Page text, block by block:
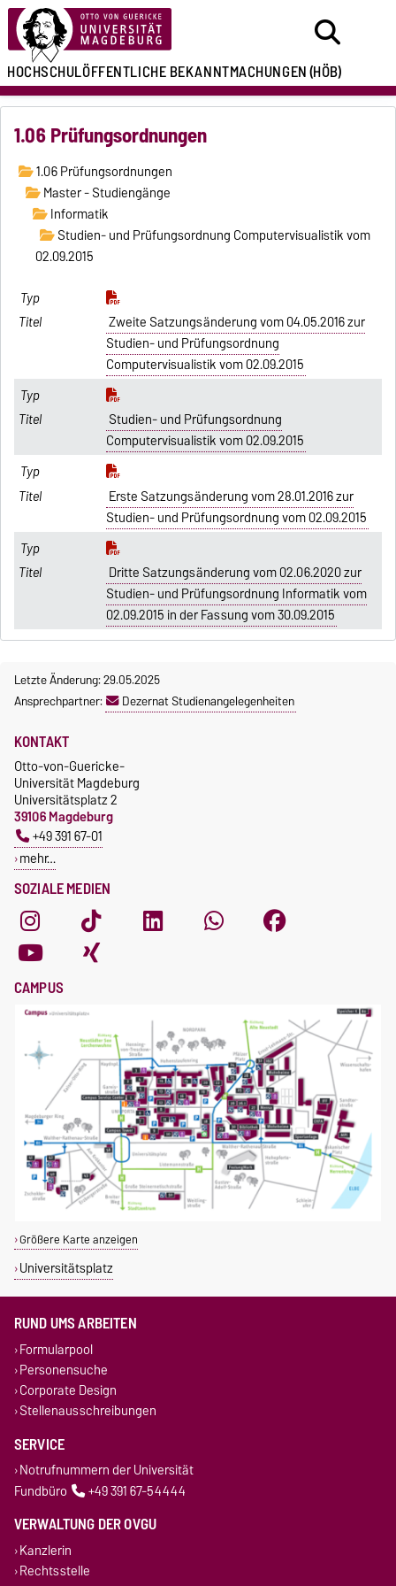
HOCHSCHULÖFFENTLICHEBEKANNTMACHUNGEN(HÖB)
1.06 Prüfungsordnungen
1.06 Prüfungsordnungen
Master - Studiengänge
Informatik
Studien- und Prüfungsordnung Computervisualistik vom
02.09.2015
Zweite Satzungsänderung vom 04.05.2016 zur
Studien- und Prüfungsordnung
Computervisualistik vom 02.09.2015
Studien- und Prüfungsordnung
Computervisualistik vom 02.09.2015
Erste Satzungsänderung vom 28.01.2016 zur
Studien- und Prüfungsordnung vom 02.09.2015
Dritte Satzungsänderung vom 02.06.2020 zur
Studien- und Prüfungsordnung Informatik vom
02.09.2015 in der Fassung vom 30.09.2015
Letzte Änderung: 29.05.2025
Ansprechpartner:
Dezernat Studienangelegenheiten
SOZIALE MEDIEN
KONTAKT
Otto-von-Guericke-
Universität Magdeburg
Universitätsplatz 2
39106 Magdeburg
+49 391 67-01
mehr…
CAMPUS
Größere Karte anzeigen
Universitätsplatz
RUND UMS ARBEITEN
Formularpool
Personensuche
Corporate Design
Stellenausschreibungen
SERVICE
Notrufnummern der Universität
Fundbüro
+49 391 67-54444
VERWALTUNG DER OVGU
Kanzlerin
Rechtsstelle